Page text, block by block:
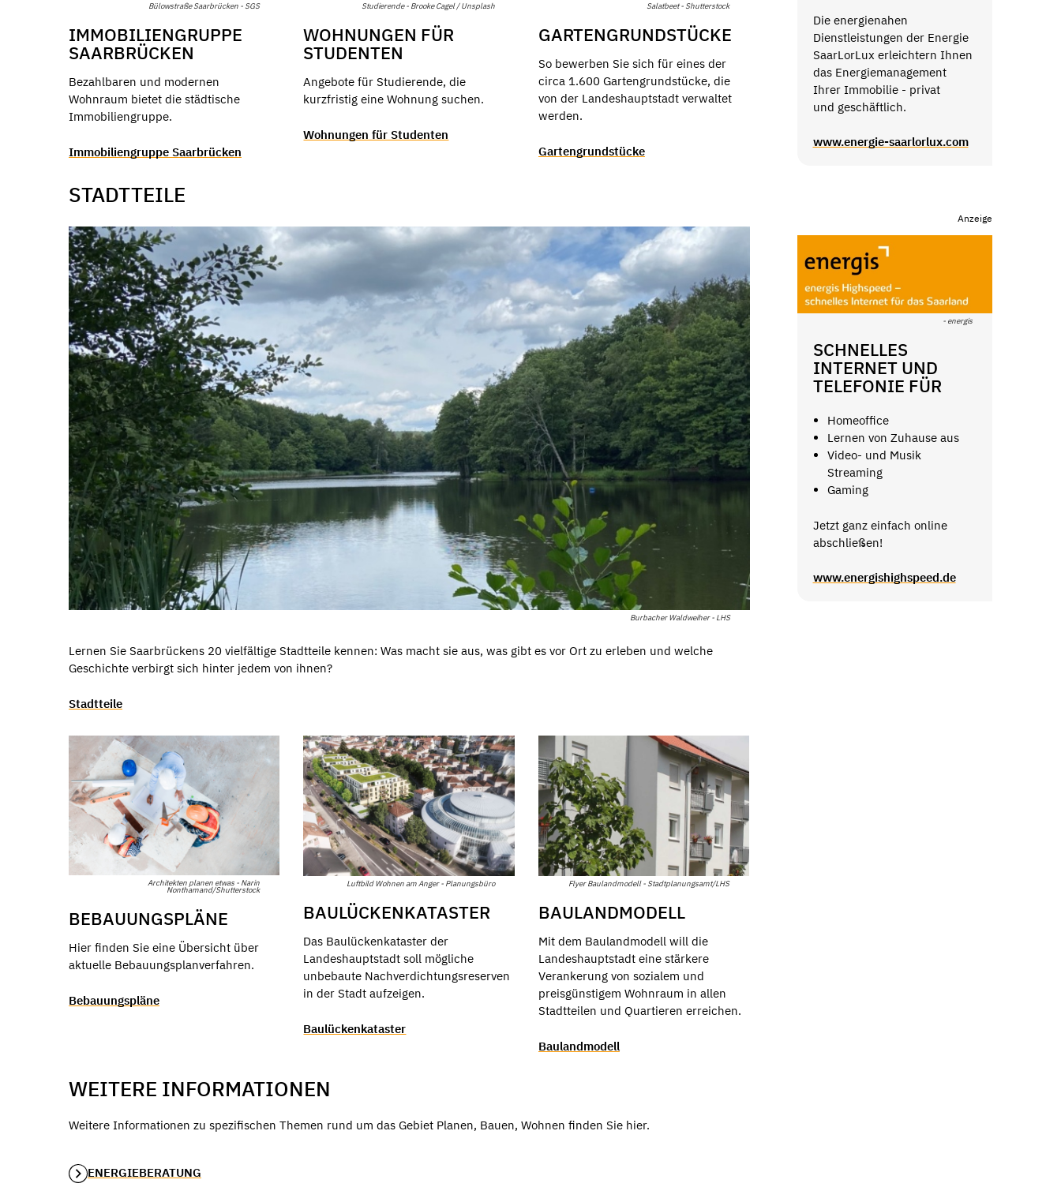
Bülowstraße Saarbrücken - SGS
IMMOBILIENGRUPPE
SAARBRÜCKEN
Bezahlbaren und modernen
Wohnraum bietet die städtische
Immobiliengruppe.
Immobiliengruppe Saarbrücken
Studierende - Brooke Cagel / Unsplash
WOHNUNGEN FÜR
STUDENTEN
Angebote für Studierende, die
kurzfristig eine Wohnung suchen.
Wohnungen für Studenten
Salatbeet - Shutterstock
GARTENGRUNDSTÜCKE
So bewerben Sie sich für eines der
circa 1.600 Gartengrundstücke, die
von der Landeshauptstadt verwaltet
werden.
Gartengrundstücke
STADTTEILE
Burbacher Waldweiher - LHS
Lernen Sie Saarbrückens 20 vielfältige Stadtteile kennen: Was macht sie aus, was gibt es vor Ort zu erleben und welche
Geschichte verbirgt sich hinter jedem von ihnen?
Stadtteile
Architekten planen etwas - Narin
Nonthamand/Shutterstock
BEBAUUNGSPLÄNE
Hier finden Sie eine Übersicht über
aktuelle Bebauungsplanverfahren.
Bebauungspläne
Luftbild Wohnen am Anger - Planungsbüro
BAULÜCKENKATASTER
Das Baulückenkataster der
Landeshauptstadt soll mögliche
unbebaute Nachverdichtungsreserven
in der Stadt aufzeigen.
Baulückenkataster
Flyer Baulandmodell - Stadtplanungsamt/LHS
BAULANDMODELL
Mit dem Baulandmodell will die
Landeshauptstadt eine stärkere
Verankerung von sozialem und
preisgünstigem Wohnraum in allen
Stadtteilen und Quartieren erreichen.
Baulandmodell
WEITERE INFORMATIONEN
Weitere Informationen zu spezifischen Themen rund um das Gebiet Planen, Bauen, Wohnen finden Sie hier.
ENERGIEBERATUNG
Die energienahen
Dienstleistungen der Energie
SaarLorLux erleichtern Ihnen
das Energiemanagement
Ihrer Immobilie - privat
und geschäftlich.
www.energie-saarlorlux.com
Anzeige
- energis
SCHNELLES
INTERNET UND
TELEFONIE FÜR
Homeoffice
Lernen von Zuhause aus
Video- und Musik
Streaming
Gaming
Jetzt ganz einfach online
abschließen!
www.energishighspeed.de